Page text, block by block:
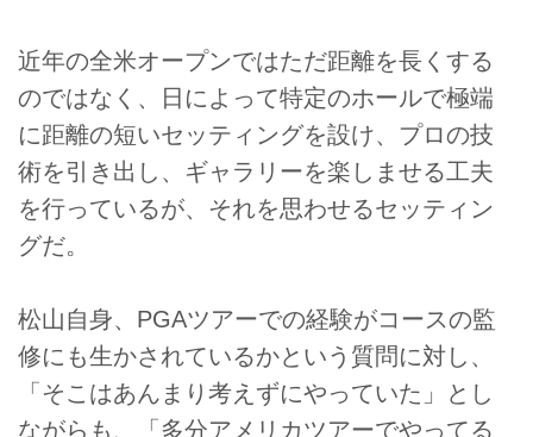
近年の全米オープンではただ距離を長くする
のではなく、日によって特定のホールで極端
に距離の短いセッティングを設け、プロの技
術を引き出し、ギャラリーを楽しませる工夫
を行っているが、それを思わせるセッティン
グだ。
松山自身、PGAツアーでの経験がコースの監
修にも生かされているかという質問に対し、
「そこはあんまり考えずにやっていた」とし
ながらも、「多分アメリカツアーでやってる